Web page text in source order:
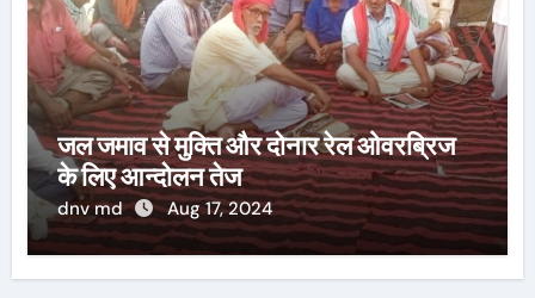
जल जमाव से मुक्ति और दोनार रेल ओवरब्रिज
के लिए आन्दोलन तेज
dnv md Aug 17, 2024